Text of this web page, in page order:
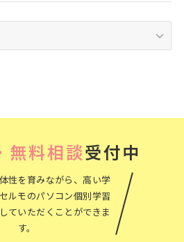
無料相談受付中
性を育みながら、高い学
ルモのパソコン個別学習
ていただくことができま
す。